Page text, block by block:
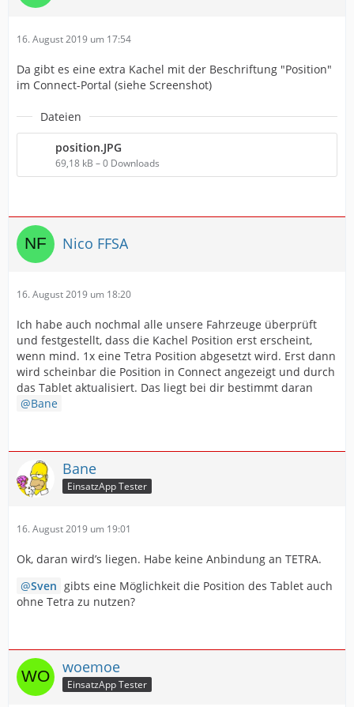
16. August 2019 um 17:54
Da gibt es eine extra Kachel mit der Beschriftung "Position"
im Connect-Portal (siehe Screenshot)
Dateien
position.JPG
69,18 kB – 0 Downloads
Nico FFSA
16. August 2019 um 18:20
Ich habe auch nochmal alle unsere Fahrzeuge überprüft
und festgestellt, dass die Kachel Position erst erscheint,
wenn mind. 1x eine Tetra Position abgesetzt wird. Erst dann
wird scheinbar die Position in Connect angezeigt und durch
das Tablet aktualisiert. Das liegt bei dir bestimmt daran
Bane
Bane
EinsatzApp Tester
16. August 2019 um 19:01
Ok, daran wird’s liegen. Habe keine Anbindung an TETRA.
Sven gibts eine Möglichkeit die Position des Tablet auch
ohne Tetra zu nutzen?
woemoe
EinsatzApp Tester